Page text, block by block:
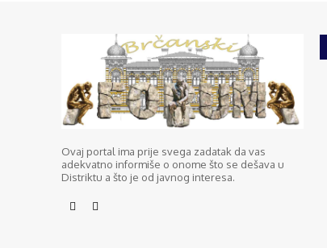
Ovaj portal ima prije svega zadatak da vas
adekvatno informiše o onome što se dešava u
Distriktu a što je od javnog interesa.